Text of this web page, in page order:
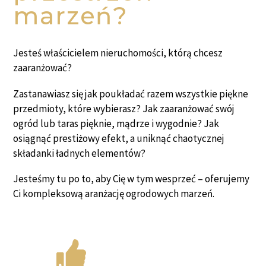
marzeń?
Jesteś właścicielem nieruchomości, którą chcesz
zaaranżować?
Zastanawiasz się jak poukładać razem wszystkie piękne
przedmioty, które wybierasz? Jak zaaranżować swój
ogród lub taras pięknie, mądrze i wygodnie? Jak
osiągnąć prestiżowy efekt, a uniknąć chaotycznej
składanki ładnych elementów?
Jesteśmy tu po to, aby Cię w tym wesprzeć – oferujemy
Ci kompleksową aranżację ogrodowych marzeń.